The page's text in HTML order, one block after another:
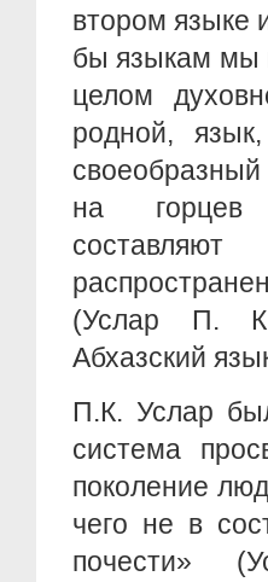
втором языке
бы языкам мы
целом
родной,
на горцев
(Услар П. К.
Абхазский
П.К. Услар
система
поколение
чего не в
почести»